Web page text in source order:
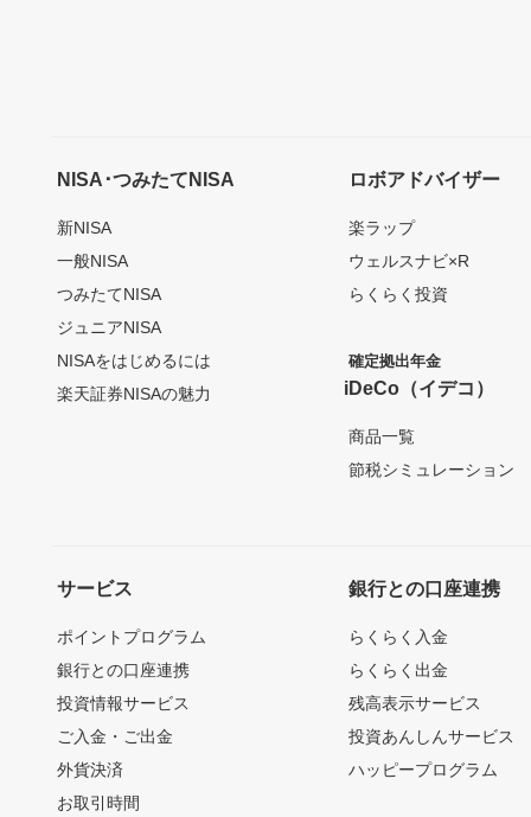
NISA･つみたてNISA
新NISA
一般NISA
つみたてNISA
ジュニアNISA
NISAをはじめるには
楽天証券NISAの魅力
ロボアドバイザー
楽ラップ
ウェルスナビ×R
らくらく投資
確定拠出年金
iDeCo（イデコ）
商品一覧
節税シミュレーション
サービス
ポイントプログラム
銀行との口座連携
投資情報サービス
ご入金・ご出金
外貨決済
お取引時間
銀行との口座連携
らくらく入金
らくらく出金
残高表示サービス
投資あんしんサービス
ハッピープログラム